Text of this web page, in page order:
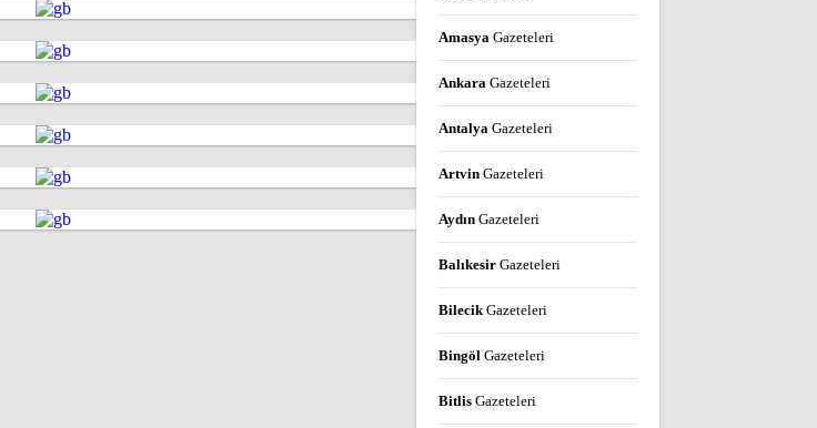
Amasya Gazeteleri
Ankara Gazeteleri
Antalya Gazeteleri
Artvin Gazeteleri
Aydın Gazeteleri
Balıkesir Gazeteleri
BilecikGazeteleri
Bingöl Gazeteleri
Bitlis Gazeteleri